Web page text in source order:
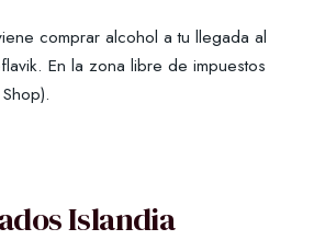
comprar alcohol a tu llegada al
En la zona libre de impuestos
Islandia